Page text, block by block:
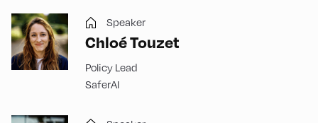
Speaker
Chloé Touzet
Policy Lead
SaferAI